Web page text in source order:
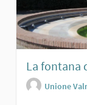
La fontana
Unione